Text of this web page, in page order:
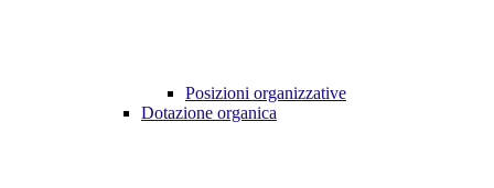
Posizioni organizzative
Dotazione organica